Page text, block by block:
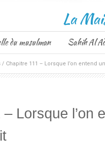
La
du musulman Sahih Al
/ Chapitre 111 – Lorsque l’on entend
Lorsque l’on